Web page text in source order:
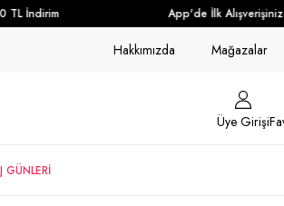
İndirim App'de İlk
Hakkımızda Mağazalar
Üye Girişi
GÜNLERİ